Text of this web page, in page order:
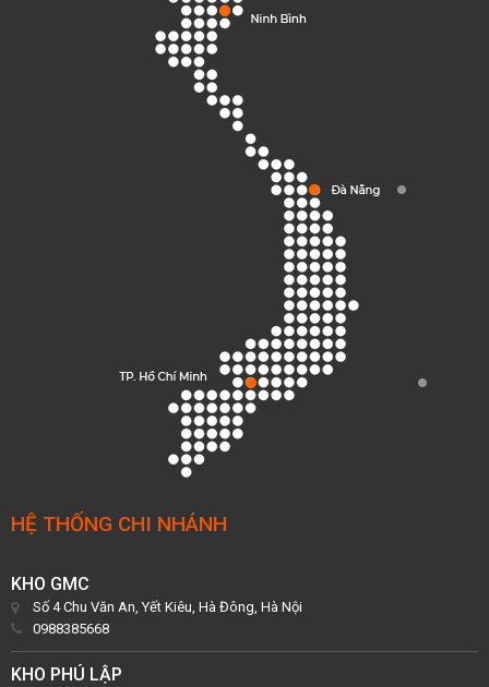
HỆ THỐNG CHI NHÁNH
KHO GMC
Số 4 Chu Văn An, Yết Kiêu, Hà Đông, Hà Nội
0988385668
KHO PHÚ LẬP